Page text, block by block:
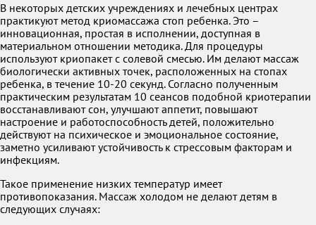
В некоторых детских учреждениях и лечебных центрах
практикуют метод криомассажа стоп ребенка. Это –
инновационная, простая в исполнении, доступная в
материальном отношении методика. Для процедуры
используют криопакет с солевой смесью. Им делают массаж
биологически активных точек, расположенных на стопах
ребенка, в течение 10-20 секунд. Согласно полученным
практическим результатам 10 сеансов подобной криотерапии
восстанавливают сон, улучшают аппетит, повышают
настроение и работоспособность детей, положительно
действуют на психическое и эмоциональное состояние,
заметно усиливают устойчивость к стрессовым факторам и
инфекциям.
Такое применение низких температур имеет
противопоказания. Массаж холодом не делают детям в
следующих случаях: